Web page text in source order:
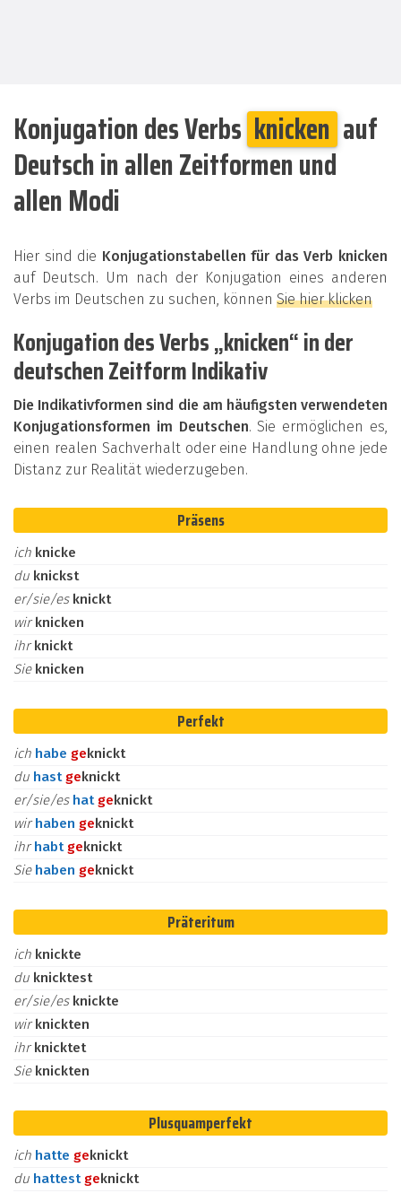
Konjugation des Verbs knicken auf
Deutsch in allen Zeitformen und
allen Modi
Hier sind die Konjugationstabellen für das Verb knicken
auf Deutsch. Um nach der Konjugation eines anderen
Verbs im Deutschen zu suchen, können Sie hier klicken
Konjugation des Verbs „knicken“ in der
deutschen Zeitform Indikativ
Die Indikativformen sind die am häufigsten verwendeten
Konjugationsformen im Deutschen. Sie ermöglichen es,
einen realen Sachverhalt oder eine Handlung ohne jede
Distanz zur Realität wiederzugeben.
Präsens
ich knicke
du knickst
er/sie/es knickt
wirknicken
ihrknickt
Sie knicken
Perfekt
ich habe geknickt
du hast geknickt
er/sie/es hat geknickt
wirhaben geknickt
ihrhabt geknickt
Sie haben geknickt
Präteritum
ich knickte
du knicktest
er/sie/es knickte
wirknickten
ihrknicktet
Sie knickten
Plusquamperfekt
ich hatte geknickt
du hattest geknickt